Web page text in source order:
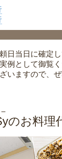
日当日に確定
例として御覧く
いますので、
のお料理